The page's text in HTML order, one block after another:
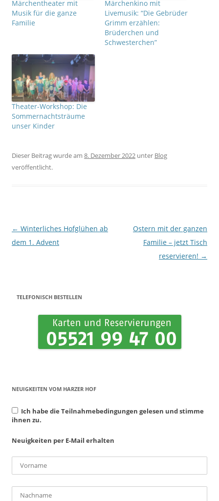
d
i
n
n
e
e
t
e
r
g
e
ö
f
f
n
e
d
n
e
n
t
e
r
g
e
ö
f
f
n
e
Märchentheater mit
Musik für die ganze
Familie
Märchenkino mit
Livemusik: “Die Gebrüder
Grimm erzählen:
Brüderchen und
Schwesterchen”
Theater-Workshop: Die
Sommernachtsträume
unser Kinder
Dieser Beitrag wurde am 8. Dezember 2022 unter Blog
veröffentlicht.
Beitrags-Navigation
← Winterliches Hofglühen ab
dem 1. Advent
Ostern mit der ganzen
Familie – jetzt Tisch
reservieren! →
TELEFONISCH BESTELLEN
NEUIGKEITEN VOM HARZER HOF
Ich habe die Teilnahmebedingungen gelesen und stimme
ihnen zu.
Neuigkeiten per E-Mail erhalten